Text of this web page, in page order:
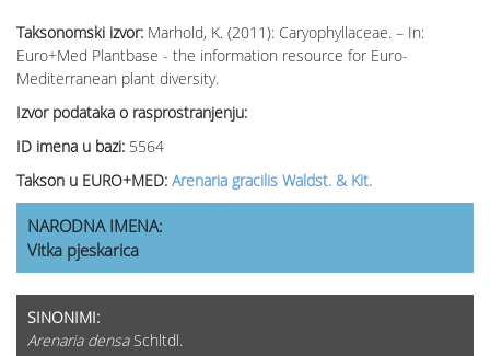
Taksonomski izvor: Marhold, K. (2011): Caryophyllaceae. – In:
Euro+Med Plantbase - the information resource for Euro-
Mediterranean plant diversity.
Izvor podataka o rasprostranjenju:
ID imena u bazi: 5564
Takson u EURO+MED: Arenaria gracilis Waldst. & Kit.
NARODNA IMENA:
Vitka pjeskarica
SINONIMI:
Arenaria densaSchltdl.